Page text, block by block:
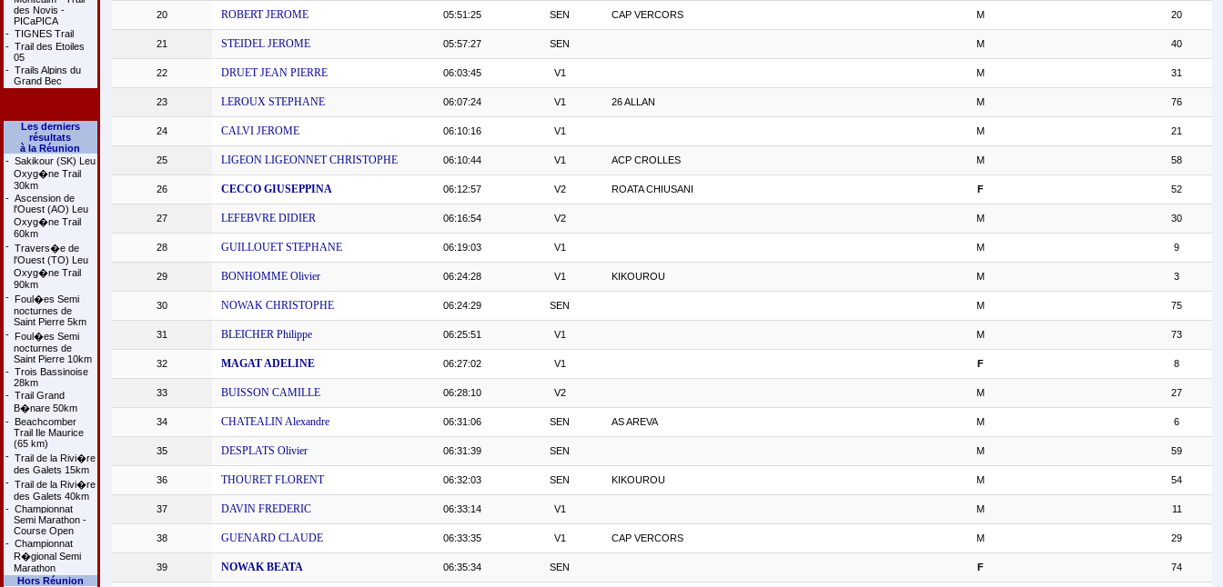
des Novis -
PICaPICA
- TIGNES Trail
- Trail des Etoiles
05
- Trails Alpins du
Grand Bec
Les derniers
résultats
à la Réunion
- Sakikour (SK) Leu
Oxyg�ne Trail
30km
- Ascension de
l'Ouest (AO) Leu
Oxyg�ne Trail
60km
- Travers�e de
l'Ouest (TO) Leu
Oxyg�ne Trail
90km
- Foul�es Semi
nocturnes de
Saint Pierre 5km
- Foul�es Semi
nocturnes de
Saint Pierre 10km
- Trois Bassinoise
28km
- Trail Grand
B�nare 50km
- Beachcomber
Trail Ile Maurice
(65 km)
- Trail de la Rivi�re
des Galets 15km
- Trail de la Rivi�re
des Galets 40km
- Championnat
Semi Marathon -
Course Open
- Championnat
R�gional Semi
Marathon
Hors Réunion
20 ROBERT JEROME 05:51:25 SEN CAP VERCORS M 20
21 STEIDEL JEROME 05:57:27 SEN M 40
22 DRUET JEAN PIERRE 06:03:45 V1 M 31
23 LEROUX STEPHANE 06:07:24 V1 26 ALLAN M 76
24 CALVI JEROME 06:10:16 V1 M 21
25 LIGEON LIGEONNET CHRISTOPHE 06:10:44 V1 ACP CROLLES M 58
26 CECCO GIUSEPPINA 06:12:57 V2 ROATA CHIUSANI F 52
27 LEFEBVRE DIDIER 06:16:54 V2 M 30
28 GUILLOUET STEPHANE 06:19:03 V1 M 9
29 BONHOMME Olivier 06:24:28 V1 KIKOUROU M 3
30 NOWAK CHRISTOPHE 06:24:29 SEN M 75
31 BLEICHER Philippe 06:25:51 V1 M 73
32 MAGAT ADELINE 06:27:02 V1 F 8
33 BUISSON CAMILLE 06:28:10 V2 M 27
34 CHATEALIN Alexandre 06:31:06 SEN AS AREVA M 6
35 DESPLATS Olivier 06:31:39 SEN M 59
36 THOURET FLORENT 06:32:03 SEN KIKOUROU M 54
37 DAVIN FREDERIC 06:33:14 V1 M 11
38 GUENARD CLAUDE 06:33:35 V1 CAP VERCORS M 29
39 NOWAK BEATA 06:35:34 SEN F 74